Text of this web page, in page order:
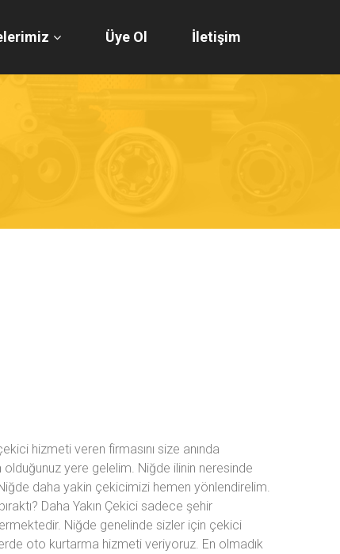
Üye Ol İletişim
hizmeti veren firmasını size anında
yere gelelim. Niğde ilinin neresinde
daha yakin çekicimizi hemen yönlendirelim.
Daha Yakın Çekici sadece şehir
Niğde genelinde sizler için çekici
oto kurtarma hizmeti veriyoruz. En olmadık